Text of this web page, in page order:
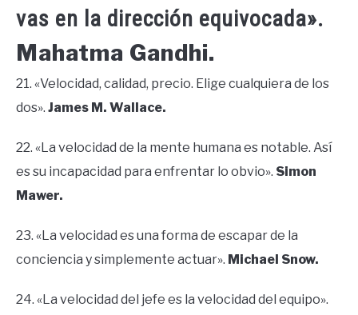
vas en la dirección equivocada».
Mahatma Gandhi.
21. «Velocidad, calidad, precio. Elige cualquiera de los
dos». James M. Wallace.
22. «La velocidad de la mente humana es notable. Así
es su incapacidad para enfrentar lo obvio». Simon
Mawer.
23. «La velocidad es una forma de escapar de la
conciencia y simplemente actuar». Michael Snow.
24. «La velocidad del jefe es la velocidad del equipo».